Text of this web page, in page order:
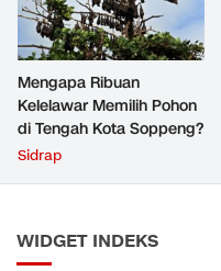
Mengapa Ribuan
Kelelawar Memilih Pohon
di Tengah Kota Soppeng?
Sidrap
WIDGET INDEKS